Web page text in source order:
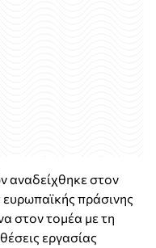
αναδείχθηκε στον
πράσινης
στον τομέα με τη
εργασίας